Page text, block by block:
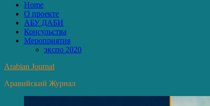
Home
О проекте
АБУ ДАБИ
Консульства
Мероприятия
экспо 2020
Arabian Journal
Аравийский Журнал